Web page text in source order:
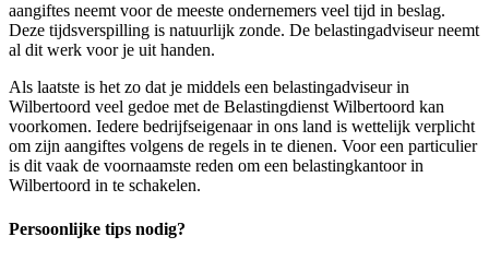
aangiftes neemt voor de meeste ondernemers veel tijd in beslag.
Deze tijdsverspilling is natuurlijk zonde. De belastingadviseur neemt
al dit werk voor je uit handen.
Als laatste is het zo dat je middels een belastingadviseur in
Wilbertoord veel gedoe met de Belastingdienst Wilbertoord kan
voorkomen. Iedere bedrijfseigenaar in ons land is wettelijk verplicht
om zijn aangiftes volgens de regels in te dienen. Voor een particulier
is dit vaak de voornaamste reden om een belastingkantoor in
Wilbertoord in te schakelen.
Persoonlijke tips nodig?